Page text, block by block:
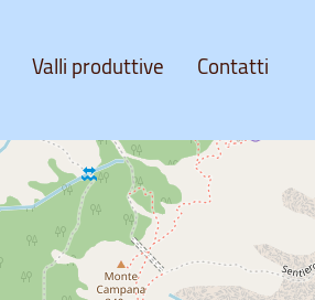
Valli produttive Contatti